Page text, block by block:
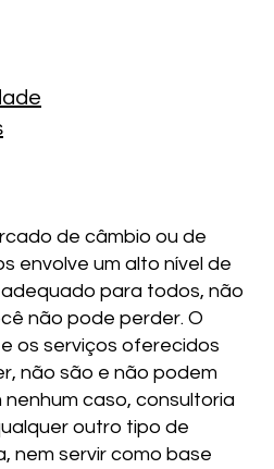
de câmbio ou de
envolve um alto nível de
para todos, não
não pode perder. O
os serviços oferecidos
não são e não podem
caso, consultoria
outro tipo de
nem servir como base